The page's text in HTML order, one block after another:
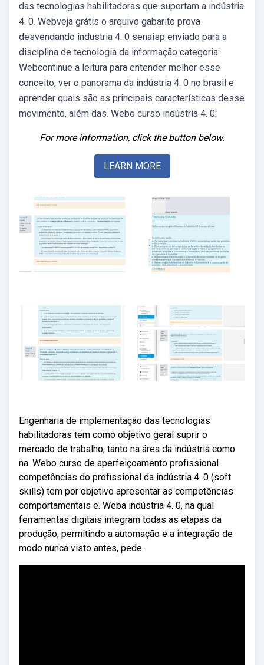
das tecnologias habilitadoras que suportam a indústria
4. 0. Webveja grátis o arquivo gabarito prova
desvendando industria 4. 0 senaisp enviado para a
disciplina de tecnologia da informação categoria:
Webcontinue a leitura para entender melhor esse
conceito, ver o panorama da indústria 4. 0 no brasil e
aprender quais são as principais características desse
movimento, além das. Webo curso indústria 4. 0:
For more information, click the button below.
LEARN MORE
Engenharia de implementação das tecnologias
habilitadoras tem como objetivo geral suprir o
mercado de trabalho, tanto na área da indústria como
na. Webo curso de aperfeiçoamento profissional
competências do profissional da indústria 4. 0 (soft
skills) tem por objetivo apresentar as competências
comportamentais e. Weba indústria 4. 0, na qual
ferramentas digitais integram todas as etapas da
produção, permitindo a automação e a integração de
modo nunca visto antes, pede.